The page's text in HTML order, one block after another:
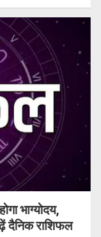
भाग्योदय,
दैनिक राशिफल